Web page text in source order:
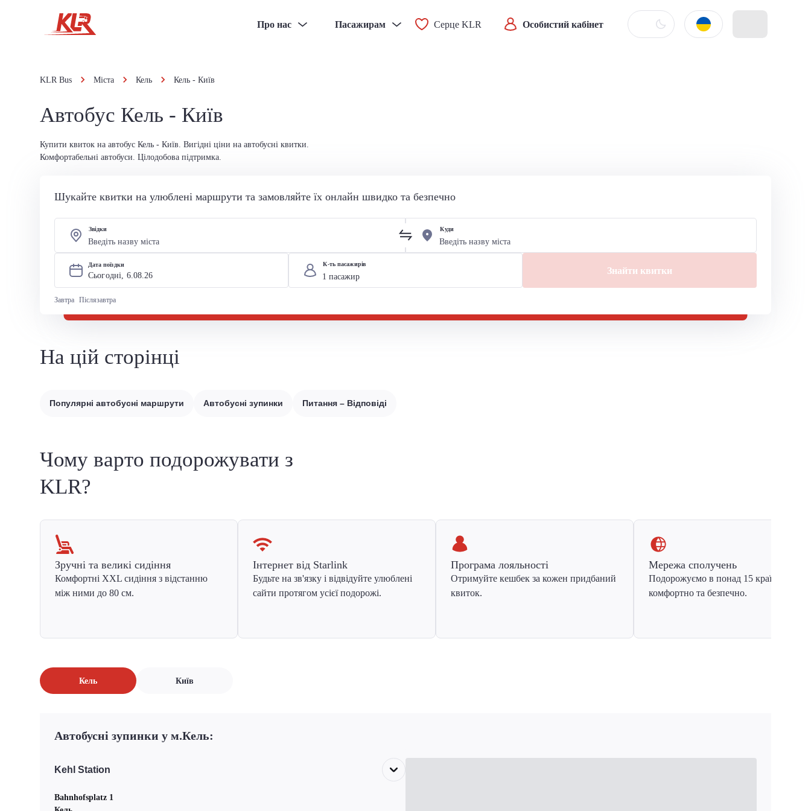
Про нас Пасажирам Серце KLR Особистий кабінет
KLR Bus Міста Кель Кель - Київ
Автобус Кель - Київ
Купити квиток на автобус Кель - Київ. Вигідні ціни на автобусні квитки.
Комфортабельні автобуси. Цілодобова підтримка.
Шукайте квитки на улюблені маршрути та замовляйте їх онлайн швидко та безпечно
Звідки Куди
Дата поїздки
Сьогодні, 6.08.26
Завтра Післязавтра
К-ть пасажирів
Знайти квитки
На цій сторінці
Популярні автобусні маршрути Автобусні зупинки Питання – Відповіді
Чому варто подорожувати з
KLR?
Зручні та великі сидіння
Комфортні XXL сидіння з відстанню
між ними до 80 см.
Інтернет від Starlink
Будьте на зв'язку і відвідуйте улюблені
сайти протягом усієї подорожі.
Програма лояльності
Отримуйте кешбек за кожен придбаний
квиток.
Мережа сполучень
Подорожуємо в понад 15 країн Європи
комфортно та безпечно.
Кель Київ
Автобусні зупинки у м.Кель:
Kehl Station
Bahnhofsplatz 1